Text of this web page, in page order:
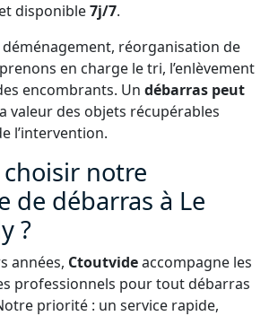
et disponible7j/7.
réorganisation de
en charge le tri, l’enlèvement
encombrants. Un débarras peut
valeur des objets récupérables
l’intervention.
notre
de débarras à Le
?
années, Ctoutvideaccompagne les
professionnels pour tout débarras
priorité : un service rapide,